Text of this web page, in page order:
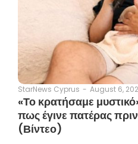
StarNews Cyprus - August 6,
«Το κρατήσαμε
πως έγινε πατέρας
(Βίντεο)